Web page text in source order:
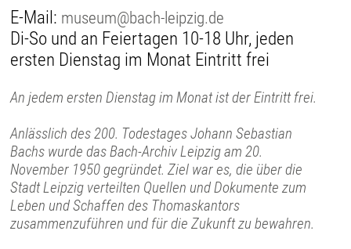
E-Mail: museum@bach-leipzig.de
Di-So und an Feiertagen 10-18 Uhr, jeden
ersten Dienstag im Monat Eintritt frei
An jedem ersten Dienstag im Monat ist der Eintritt frei.
Anlässlich des 200. Todestages Johann Sebastian
Bachs wurde das Bach-Archiv Leipzig am 20.
November 1950 gegründet. Ziel war es, die über die
Stadt Leipzig verteilten Quellen und Dokumente zum
Leben und Schaffen des Thomaskantors
zusammenzuführen und für die Zukunft zu bewahren.